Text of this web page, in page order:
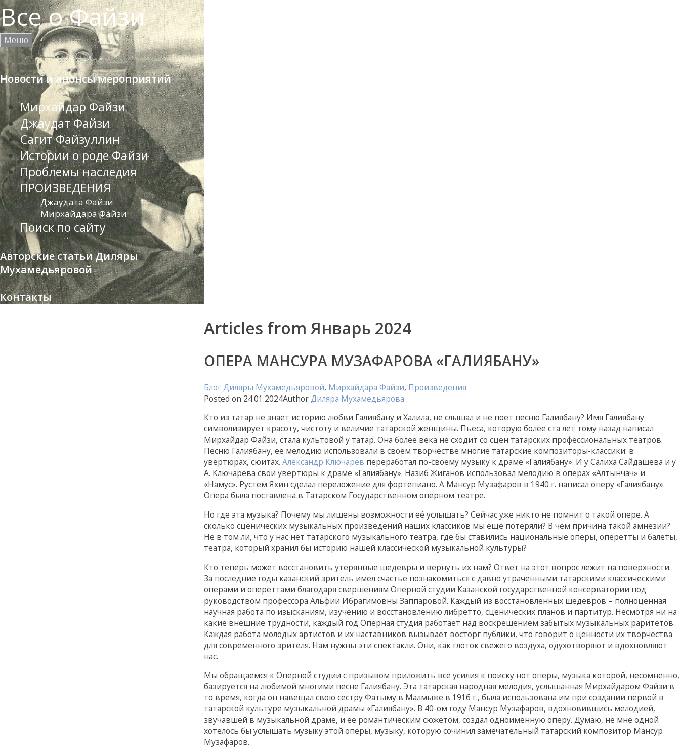
Skip
to
content
Все о Файзи
Меню
Новости и анонсы мероприятий
Мирхайдар Файзи
Джаудат Файзи
Сагит Файзуллин
Истории о роде Файзи
Проблемы наследия
ПРОИЗВЕДЕНИЯ
Джаудата Файзи
Мирхайдара Файзи
Поиск по сайту
Авторские статьи Диляры
Мухамедьяровой
Контакты
Articles from Январь 2024
ОПЕРА МАНСУРА МУЗАФАРОВА «ГАЛИЯБАНУ»
Блог Диляры Мухамедьяровой, Мирхайдара Файзи, Произведения
Posted on 24.01.2024AuthorДиляра Мухамедьярова
Кто из татар не знает историю любви Галиябану и Халила, не слышал и не поет песню Галиябану? Имя Галиябану
символизирует красоту, чистоту и величие татарской женщины. Пьеса, которую более ста лет тому назад написал
Мирхайдар Файзи, стала культовой у татар. Она более века не сходит со сцен татарских профессиональных театров.
Песню Галиябану, её мелодию использовали в своём творчестве многие татарские композиторы-классики: в
увертюрах, сюитах.Александр Ключарёв переработал по-своему музыку к драме «Галиябану». И у Салиха Сайдашева и у
А. Ключарёва свои увертюры к драме «Галиябану». Назиб Жиганов использовал мелодию в операх «Алтынчач» и
«Намус». Рустем Яхин сделал переложение для фортепиано. А Мансур Музафаров в 1940 г. написал оперу «Галиябану».
Опера была поставлена в Татарском Государственном оперном театре.
Но где эта музыка? Почему мы лишены возможности её услышать? Сейчас уже никто не помнит о такой опере. А
сколько сценических музыкальных произведений наших классиков мы ещё потеряли? В чём причина такой амнезии?
Не в том ли, что у нас нет татарского музыкального театра, где бы ставились национальные оперы, оперетты и балеты,
театра, который хранил бы историю нашей классической музыкальной культуры?
Кто теперь может восстановить утерянные шедевры и вернуть их нам? Ответ на этот вопрос лежит на поверхности.
За последние годы казанский зритель имел счастье познакомиться с давно утраченными татарскими классическими
операми и опереттами благодаря свершениям Оперной студии Казанской государственной консерватории под
руководством профессора Альфии Ибрагимовны Заппаровой. Каждый из восстановленных шедевров – полноценная
научная работа по изысканиям, изучению и восстановлению либретто, сценических планов и партитур. Несмотря ни на
какие внешние трудности, каждый год Оперная студия работает над воскрешением забытых музыкальных раритетов.
Каждая работа молодых артистов и их наставников вызывает восторг публики, что говорит о ценности их творчества
для современного зрителя. Нам нужны эти спектакли. Они, как глоток свежего воздуха, одухотворяют и вдохновляют
нас.
Мы обращаемся к Оперной студии с призывом приложить все усилия к поиску нот оперы, музыка которой, несомненно,
базируется на любимой многими песне Галиябану. Эта татарская народная мелодия, услышанная Мирхайдаром Файзи в
то время, когда он навещал свою сестру Фатыму в Малмыже в 1916 г., была использована им при создании первой в
татарской культуре музыкальной драмы «Галиябану». В 40-ом году Мансур Музафаров, вдохновившись мелодией,
звучавшей в музыкальной драме, и её романтическим сюжетом, создал одноимённую оперу. Думаю, не мне одной
хотелось бы услышать музыку этой оперы, музыку, которую сочинил замечательный татарский композитор Мансур
Музафаров.